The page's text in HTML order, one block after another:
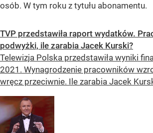
osób. W tym roku z tytułu abonamentu.
TVP przedstawiła raport wydatków.
podwyżki, ile zarabia Jacek Kurski?
Telewizja Polska przedstawiła wyniki
2021. Wynagrodzenie pracowników
wręcz przeciwnie. Ile zarabia Jacek